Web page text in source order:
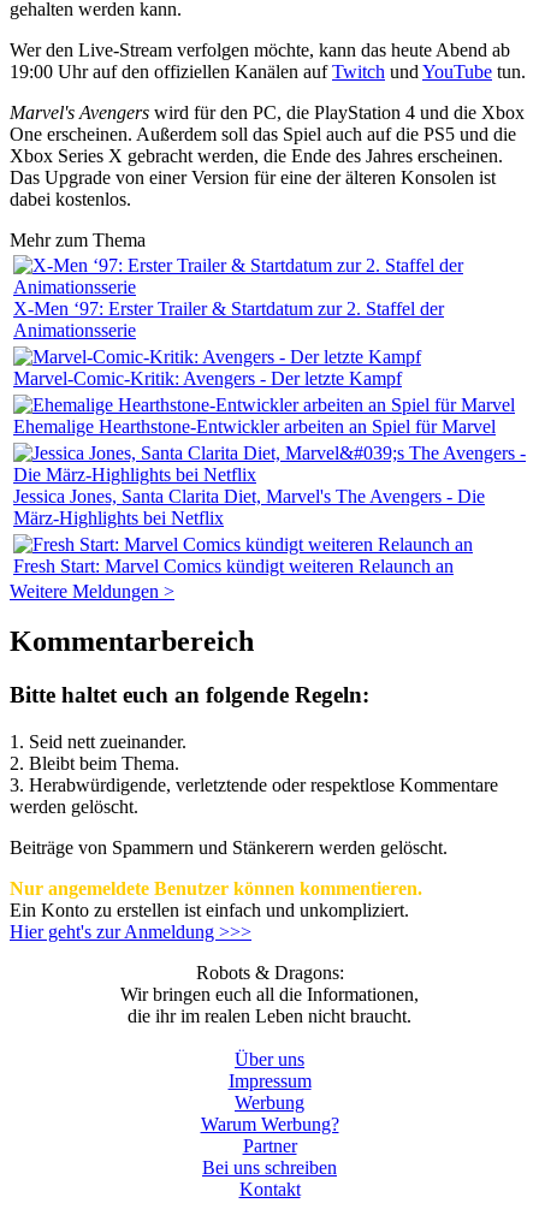
gehalten werden kann.
Wer den Live-Stream verfolgen möchte, kann das heute Abend ab
19:00 Uhr auf den offiziellen Kanälen aufTwitch und YouTube tun.
Marvel's Avengers wird für den PC, die PlayStation 4 und die Xbox
One erscheinen. Außerdem soll das Spiel auch auf die PS5 und die
Xbox Series X gebracht werden, die Ende des Jahres erscheinen.
Das Upgrade von einer Version für eine der älteren Konsolen ist
dabei kostenlos.
Mehr zum Thema
X-Men ‘97: Erster Trailer & Startdatum zur 2. Staffel der
Animationsserie
Marvel-Comic-Kritik: Avengers - Der letzte Kampf
Ehemalige Hearthstone-Entwickler arbeiten an Spiel für Marvel
Jessica Jones, Santa Clarita Diet, Marvel's The Avengers - Die
März-Highlights bei Netflix
Fresh Start: Marvel Comics kündigt weiteren Relaunch an
Weitere Meldungen >
Kommentarbereich
Bitte haltet euch an folgende Regeln:
1. Seid nett zueinander.
2. Bleibt beim Thema.
3. Herabwürdigende, verletztende oder respektlose Kommentare
werden gelöscht.
Beiträge von Spammern und Stänkerern werden gelöscht.
Nur angemeldete Benutzer können kommentieren.
Ein Konto zu erstellen ist einfach und unkompliziert.
Hier geht's zur Anmeldung >>>
Robots & Dragons:
Wir bringen euch all die Informationen,
die ihr im realen Leben nicht braucht.
Über uns
Impressum
Werbung
Warum Werbung?
Partner
Bei uns schreiben
Kontakt